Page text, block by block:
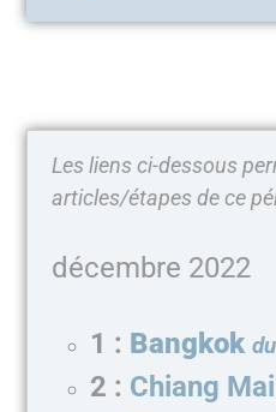
Les liens ci-dessous
articles/étapes de ce
décembre 2022
1 : Bangkok
2 : Chiang Mai